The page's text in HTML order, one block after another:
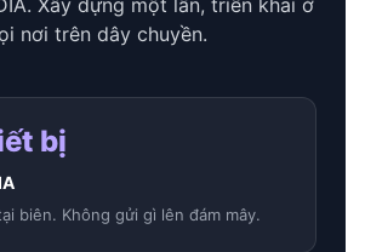
Xây dựng một lần, triển khai ở
nơi trên dây chuyền.
bị
biên. Không gửi gì lên đám mây.